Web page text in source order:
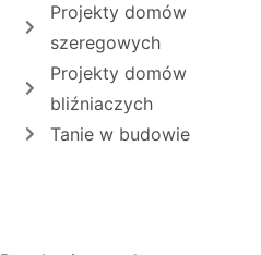
Projekty domów
szeregowych
Projekty domów
bliźniaczych
Tanie w budowie